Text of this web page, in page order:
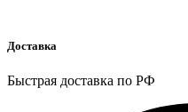
Доставка
Быстрая доставка по РФ